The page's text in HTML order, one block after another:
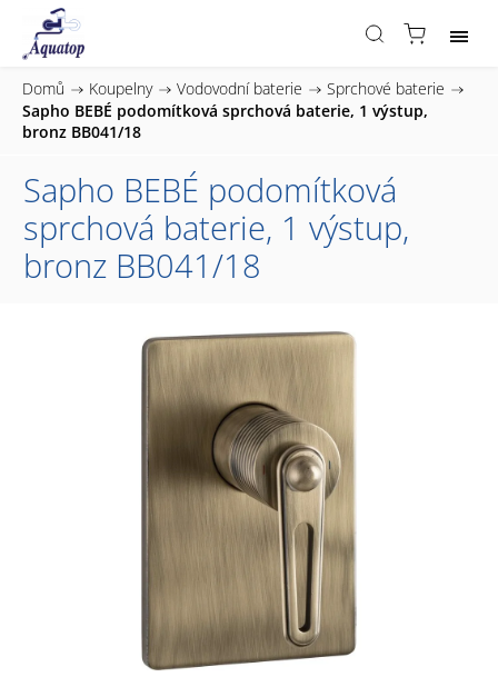
Domů / Koupelny / Vodovodní baterie / Sprchové baterie /
Sapho BEBÉ podomítková sprchová baterie, 1 výstup,
bronz BB041/18
Sapho BEBÉ podomítková
sprchová baterie, 1 výstup,
bronz BB041/18